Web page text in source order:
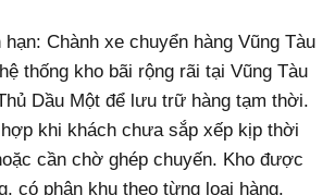
Chành xe chuyển hàng Vũng Tàu
thống kho bãi rộng rãi tại Vũng Tàu
Dầu Một để lưu trữ hàng tạm thời.
khi khách chưa sắp xếp kịp thời
cần chờ ghép chuyến. Kho được
có phân khu theo từng loại hàng.